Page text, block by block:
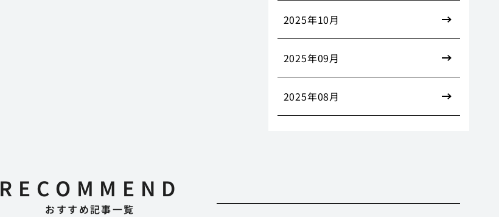
RECOMMEND
おすすめ記事一覧
2025年10月
2025年09月
2025年08月